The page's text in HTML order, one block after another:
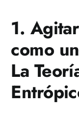
1.
como
La